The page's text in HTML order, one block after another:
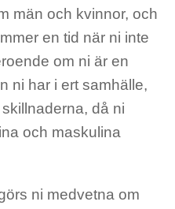
män och kvinnor, och
en tid när ni inte
om ni är en
ni har i ert samhälle,
då ni
och maskulina
ni medvetna om